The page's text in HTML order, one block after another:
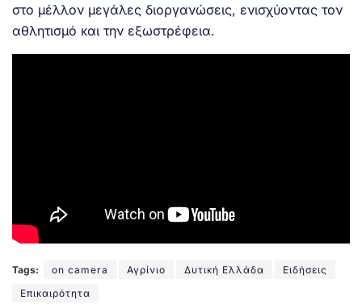
στο μέλλον μεγάλες διοργανώσεις, ενισχύοντας τον
αθλητισμό και την εξωστρέφεια.
Tags: on camera Αγρίνιο Δυτική Ελλάδα
Ειδήσεις
Επικαιρότητα